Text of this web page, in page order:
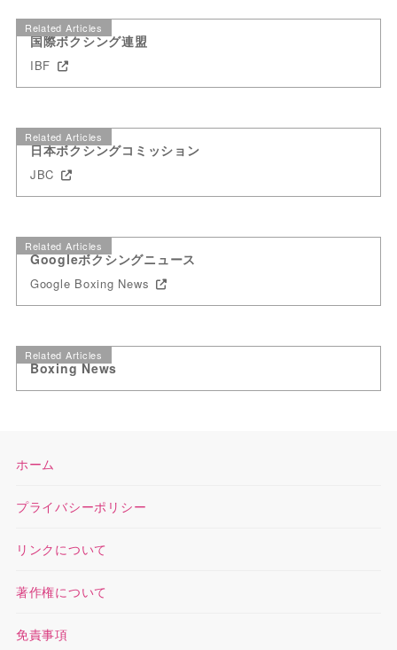
Related Articles
国際ボクシング連盟
IBF
Related Articles
日本ボクシングコミッション
JBC
Related Articles
Googleボクシングニュース
Google Boxing News
Related Articles
Boxing News
ホーム
プライバシーポリシー
リンクについて
著作権について
免責事項